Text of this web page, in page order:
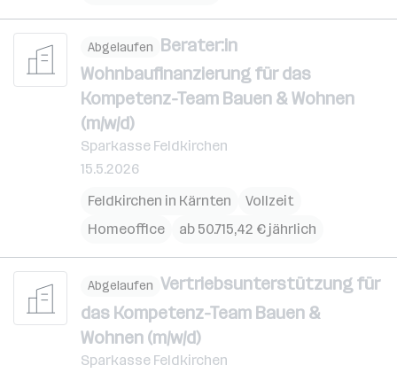
Abgelaufen Berater:in
Wohnbaufinanzierung für das
Kompetenz-Team Bauen & Wohnen
(m/w/d)
Sparkasse Feldkirchen
15.5.2026
Feldkirchen in Kärnten
Vollzeit
Homeoffice
ab 50.715,42 € jährlich
Abgelaufen Vertriebsunterstützung für
das Kompetenz-Team Bauen &
Wohnen (m/w/d)
Sparkasse Feldkirchen